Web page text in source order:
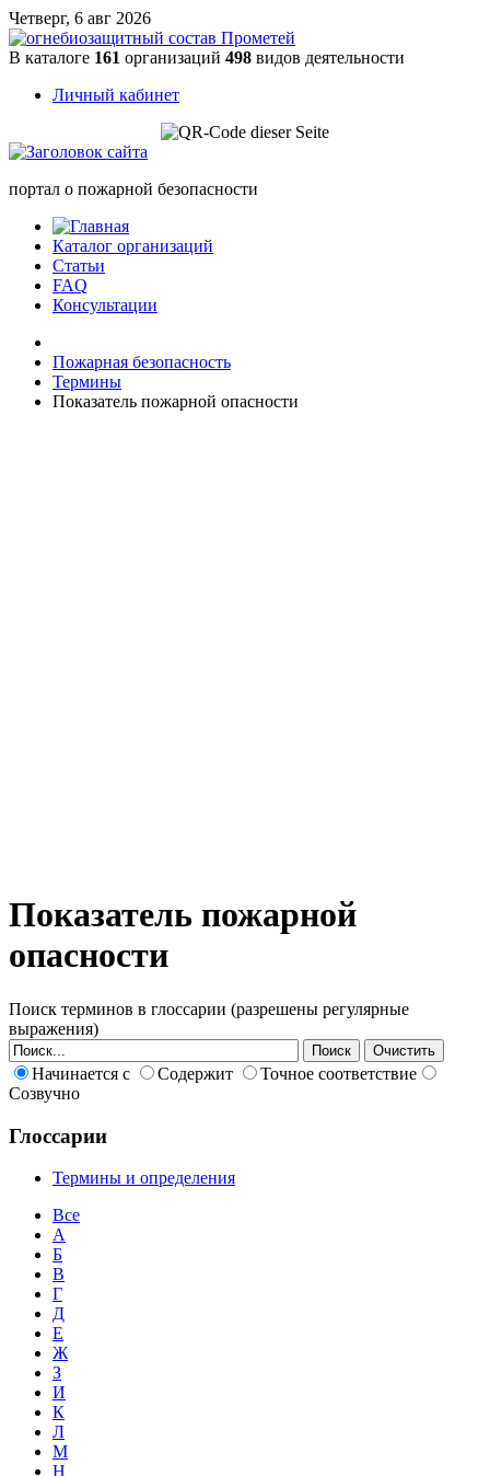
Четверг, 6 авг 2026
В каталоге 161 организаций 498 видов деятельности
Личный кабинет
портал о пожарной безопасности
Каталог организаций
Статьи
FAQ
Консультации
Пожарная безопасность
Термины
Показатель пожарной опасности
Показатель пожарной
опасности
Поиск терминов в глоссарии (разрешены регулярные
выражения)
Начинается с Содержит
Точное соответствие
Созвучно
Глоссарии
Термины и определения
Все
А
Б
В
Г
Д
Е
Ж
З
И
К
Л
М
Н